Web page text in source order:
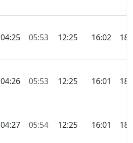
04:25 05:53 12:25 16:02
04:26 05:53 12:25 16:01
04:27 05:54 12:25 16:01